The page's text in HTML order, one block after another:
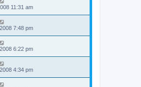
11:31 am
7:48 pm
6:22 pm
4:34 pm